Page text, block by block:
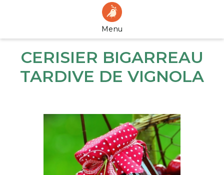
Menu
CERISIER BIGARREAU
TARDIVE DE VIGNOLA